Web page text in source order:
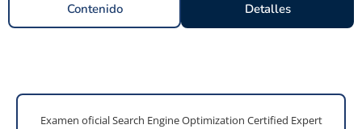
Contenido Detalles
Examen oficial Search Engine Optimization Certified Expert